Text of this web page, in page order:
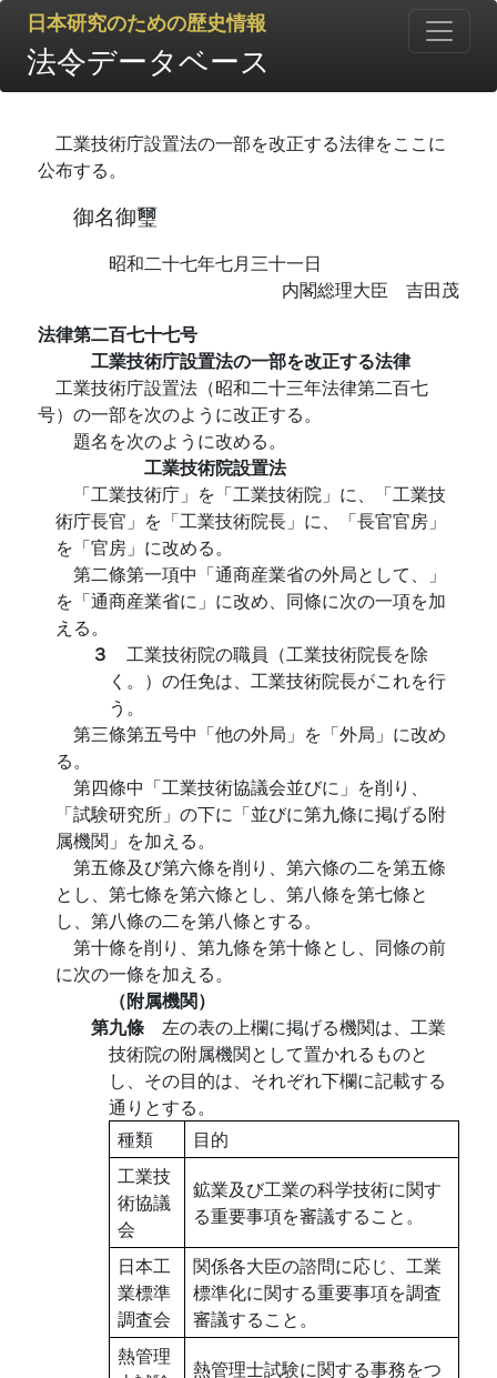
日本研究のための歴史情報
法令データベース
工業技術庁設置法の一部を改正する法律をここに
公布する。
御名御璽
昭和二十七年七月三十一日
内閣総理大臣 吉田茂
法律第二百七十七号
工業技術庁設置法の一部を改正する法律
工業技術庁設置法（昭和二十三年法律第二百七
号）の一部を次のように改正する。
題名を次のように改める。
工業技術院設置法
「工業技術庁」を「工業技術院」に、「工業技
術庁長官」を「工業技術院長」に、「長官官房」
を「官房」に改める。
第二條第一項中「通商産業省の外局として、」
を「通商産業省に」に改め、同條に次の一項を加
える。
３ 工業技術院の職員（工業技術院長を除
く。）の任免は、工業技術院長がこれを行
う。
第三條第五号中「他の外局」を「外局」に改め
る。
第四條中「工業技術協議会並びに」を削り、
「試験研究所」の下に「並びに第九條に掲げる附
属機関」を加える。
第五條及び第六條を削り、第六條の二を第五條
とし、第七條を第六條とし、第八條を第七條と
し、第八條の二を第八條とする。
第十條を削り、第九條を第十條とし、同條の前
に次の一條を加える。
（附属機関）
第九條 左の表の上欄に掲げる機関は、工業
技術院の附属機関として置かれるものと
し、その目的は、それぞれ下欄に記載する
通りとする。
種類
目的
工業技
術協議
会
鉱業及び工業の科学技術に関す
る重要事項を審議すること。
日本工
業標準
調査会
関係各大臣の諮問に応じ、工業
標準化に関する重要事項を調査
審議すること。
熱管理
熱管理士試験に関する事務をつ